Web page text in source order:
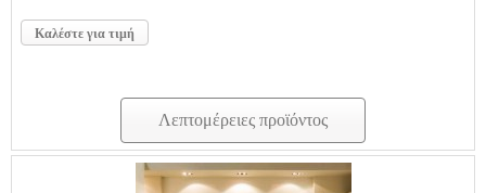
Καλέστε για τιμή
Λεπτομέρειες προϊόντος